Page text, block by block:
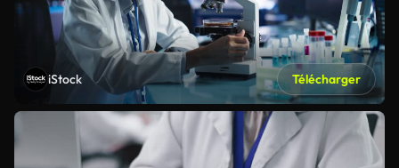
iStock Télécharger